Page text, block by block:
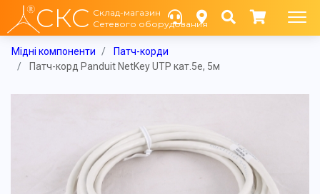
СКС Склад-магазин
Сетевого оборудования
Мідні компоненти
Патч-корди
Патч-корд Panduit NetKey UTP кат.5e, 5м